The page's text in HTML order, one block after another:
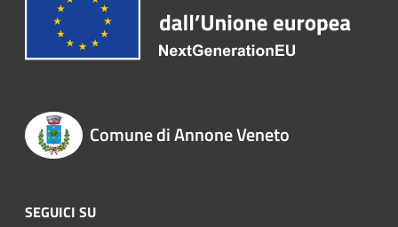
Comune di Annone Veneto
SEGUICI SU